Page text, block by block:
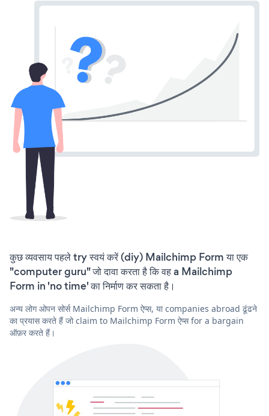
कुछ व्यवसाय पहले try स्वयं करें (diy) Mailchimp Form या एक
"computer guru" जो दावा करता है कि वह a Mailchimp
Form in 'no time' का निर्माण कर सकता है।
अन्य लोग ओपन सोर्स Mailchimp Form ऐप्स, या companies abroad ढूंढने
का प्रयास करते हैं जो claim to Mailchimp Form ऐप्स for a bargain
ऑफ़र करते हैं।